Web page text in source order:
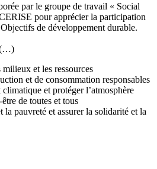
par le groupe de travail « Social
pour apprécier la participation
de développement durable.
(…)
et les ressources
et de consommation responsables
et protéger l’atmosphère
de toutes et tous
pauvreté et assurer la solidarité et la